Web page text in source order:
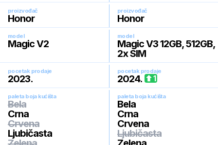
proizvođač
Honor
proizvođač
Honor
model
Magic V2
model
Magic V3 12GB, 512GB,
2x SIM
pocetak prodaje
2023.
pocetak prodaje
2024. 1
paleta boja kućišta
Bela
Crna
Crvena
Ljubičasta
paleta boja kućišta
Bela
Crna
Crvena
Ljubičasta